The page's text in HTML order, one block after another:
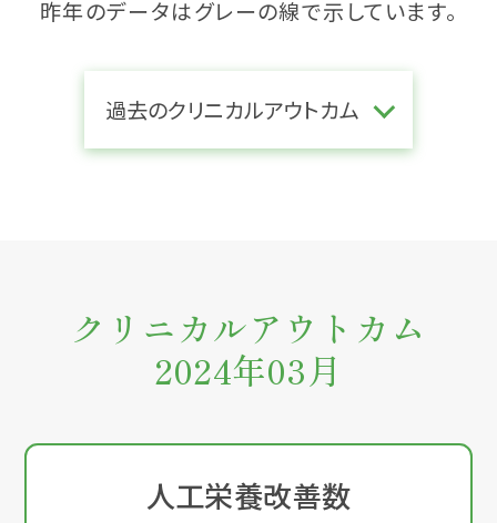
昨年のデータはグレーの線で示しています。
クリニカルアウトカム
2024年03月
人工栄養改善数